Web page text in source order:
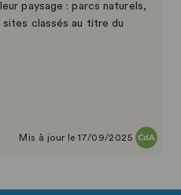
paysage : parcs naturels,
classés au titre du
Mis à jour le 17/09/2025